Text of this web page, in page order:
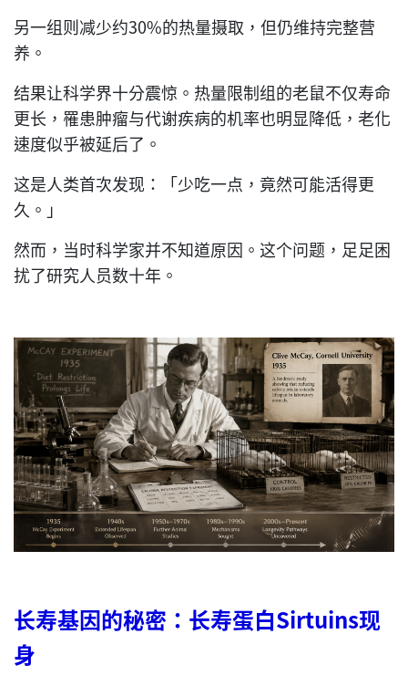
另一组则减少约30%的热量摄取，但仍维持完整营
养。
结果让科学界十分震惊。热量限制组的老鼠不仅寿命
更长，罹患肿瘤与代谢疾病的机率也明显降低，老化
速度似乎被延后了。
这是人类首次发现：「少吃一点，竟然可能活得更
久。」
然而，当时科学家并不知道原因。这个问题，足足困
扰了研究人员数十年。
长寿基因的秘密： 长寿蛋白Sirtuins现
身